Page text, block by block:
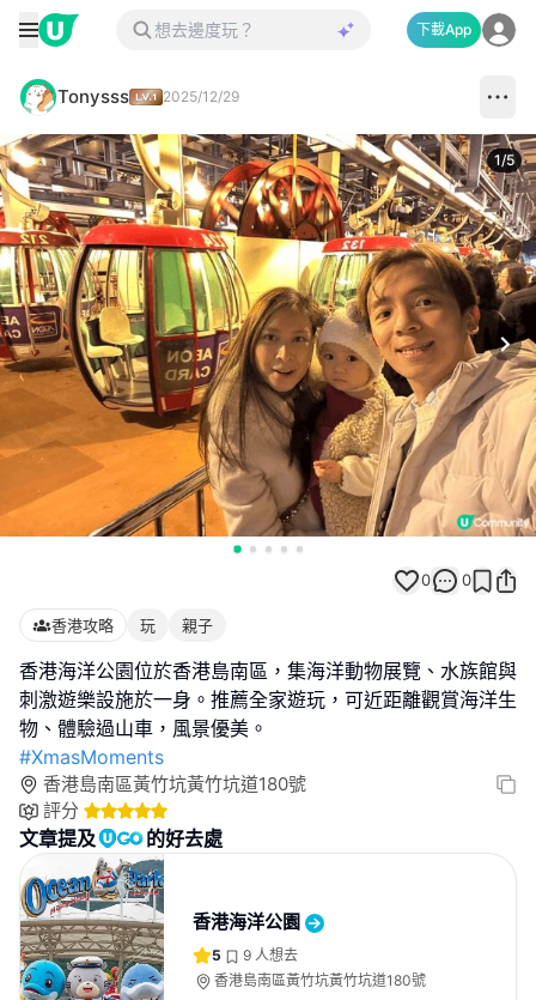
下載App
Tonysss 2025/12/29
1/5
0 0
香港攻略 玩 親子
香港海洋公園位於香港島南區，集海洋動物展覽、水族館與
刺激遊樂設施於一身。推薦全家遊玩，可近距離觀賞海洋生
#XmasMoments
香港島南區黃竹坑黃竹坑道180號
評分
文章提及 的好去處
香港海洋公園
5 9 人想去
香港島南區黃竹坑黃竹坑道180號